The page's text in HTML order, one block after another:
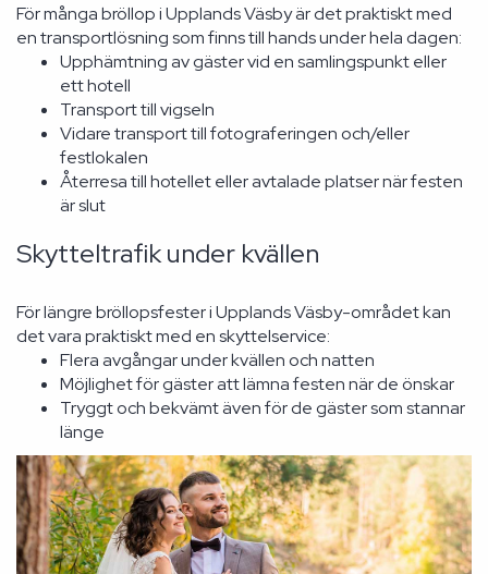
För många bröllop i Upplands Väsby är det praktiskt med
en transportlösning som finns till hands under hela dagen:
Upphämtning av gäster vid en samlingspunkt eller
ett hotell
Transport till vigseln
Vidare transport till fotograferingen och/eller
festlokalen
Återresa till hotellet eller avtalade platser när festen
är slut
Skytteltrafik under kvällen
För längre bröllopsfester i Upplands Väsby-området kan
det vara praktiskt med en skyttelservice:
Flera avgångar under kvällen och natten
Möjlighet för gäster att lämna festen när de önskar
Tryggt och bekvämt även för de gäster som stannar
länge